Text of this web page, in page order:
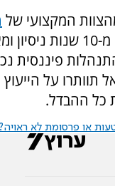
המקצועי של
עם למעלה מ-10 שנות
פיננסית
תוותרו על
כל ההבדל.
או פרסומת לא ראויה?